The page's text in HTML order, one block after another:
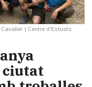
| Centre d'Estudis
ciutat